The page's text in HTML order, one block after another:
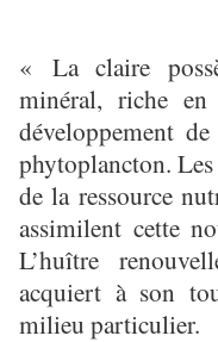
« La claire
minéral, riche
développement
phytoplancton.
de la ressource
assimilent cette
L’huître
acquiert à son
milieu particulier.